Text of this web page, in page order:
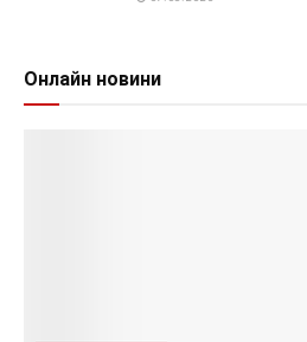
Онлайн новини